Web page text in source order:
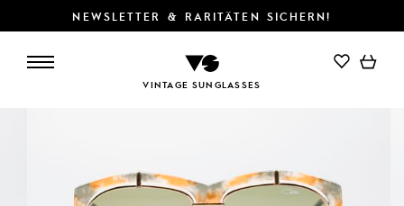
NEWSLETTER & RARITÄTEN SICHERN!
VINTAGE SUNGLASSES
IN DEN WARENKORB